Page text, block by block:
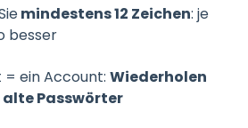
mindestens 12 Zeichen: je
besser
= ein Account: Wiederholen
alte Passwörter